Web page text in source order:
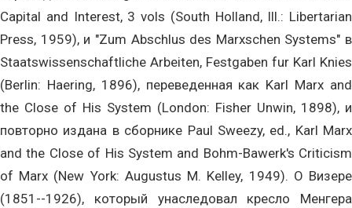
Capital and Interest, 3 vols (South Holland, Ill.: Libertarian
Press, 1959), и "Zum Abschlus des Marxschen Systems" в
Staatswissenschaftliche Arbeiten, Festgaben fur Karl Knies
(Berlin: Haering, 1896), переведенная как Karl Marx and
the Close of His System (London: Fisher Unwin, 1898), и
повторно издана в сборнике Paul Sweezy, ed., Karl Marx
and the Close of His System and Bohm-Bawerk's Criticism
of Marx (New York: Augustus M. Kelley, 1949). О Визере
(1851--1926), который унаследовал кресло Менгера